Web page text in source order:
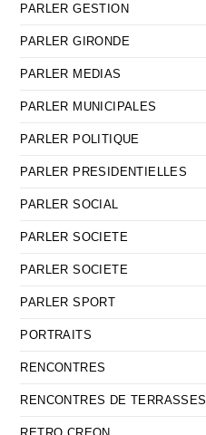
PARLER GESTION
PARLER GIRONDE
PARLER MEDIAS
PARLER MUNICIPALES
PARLER POLITIQUE
PARLER PRESIDENTIELLES
PARLER SOCIAL
PARLER SOCIETE
PARLER SOCIETE
PARLER SPORT
PORTRAITS
RENCONTRES
RENCONTRES DE TERRASSES